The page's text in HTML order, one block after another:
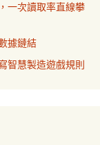
一次讀取率直線攀
據鏈結
智慧製造遊戲規則